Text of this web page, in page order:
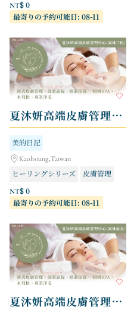
NT$ 0
最寄りの予約可能日: 08-11
夏沐妍高端皮膚管理中心 - 高雄三民店
美的日記
Kaohsiung,Taiwan
ヒーリングシリーズ
皮膚管理
NT$ 0
最寄りの予約可能日: 08-11
夏沐妍高端皮膚管理中心 - 高雄前金店